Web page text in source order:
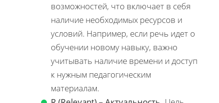
возможностей, что включает в себя
наличие необходимых ресурсов и
условий. Например, если речь идет о
обучении новому навыку, важно
учитывать наличие времени и доступ
к нужным педагогическим
материалам.